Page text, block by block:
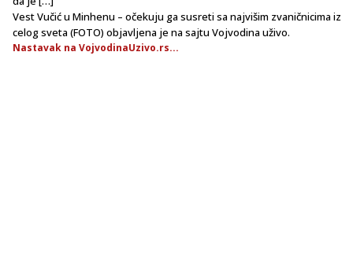
Vest Vučić u Minhenu – očekuju ga susreti sa najvišim zvaničnicima iz
celog sveta (FOTO) objavljena je na sajtu Vojvodina uživo.
Nastavak na VojvodinaUzivo.rs...